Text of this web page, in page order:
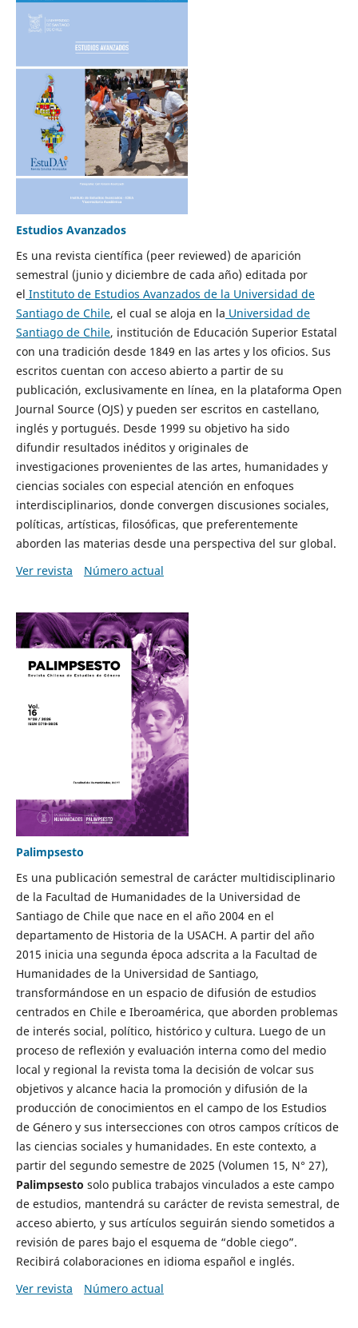
Estudios Avanzados
Es una revista científica (peer reviewed) de aparición
semestral (junio y diciembre de cada año) editada por
el Instituto de Estudios Avanzados de la Universidad de
Santiago de Chile, el cual se aloja en la Universidad de
Santiago de Chile, institución de Educación Superior Estatal
con una tradición desde 1849 en las artes y los oficios. Sus
escritos cuentan con acceso abierto a partir de su
publicación, exclusivamente en línea, en la plataforma Open
Journal Source (OJS) y pueden ser escritos en castellano,
inglés y portugués. Desde 1999 su objetivo ha sido
difundir resultados inéditos y originales de
investigaciones provenientes de las artes, humanidades y
ciencias sociales con especial atención en enfoques
interdisciplinarios, donde convergen discusiones sociales,
políticas, artísticas, filosóficas, que preferentemente
aborden las materias desde una perspectiva del sur global.
Ver revista
Número actual
Palimpsesto
Es una publicación semestral de carácter multidisciplinario
de la Facultad de Humanidades de la Universidad de
Santiago de Chile que nace en el año 2004 en el
departamento de Historia de la USACH. A partir del año
2015 inicia una segunda época adscrita a la Facultad de
Humanidades de la Universidad de Santiago,
transformándose en un espacio de difusión de estudios
centrados en Chile e Iberoamérica, que aborden problemas
de interés social, político, histórico y cultura. Luego de un
proceso de reflexión y evaluación interna como del medio
local y regional la revista toma la decisión de volcar sus
objetivos y alcance hacia la promoción y difusión de la
producción de conocimientos en el campo de los Estudios
de Género y sus intersecciones con otros campos críticos de
las ciencias sociales y humanidades. En este contexto, a
partir del segundo semestre de 2025 (Volumen 15, N° 27),
Palimpsesto solo publica trabajos vinculados a este campo
de estudios, mantendrá su carácter de revista semestral, de
acceso abierto, y sus artículos seguirán siendo sometidos a
revisión de pares bajo el esquema de “doble ciego”.
Recibirá colaboraciones en idioma español e inglés.
Ver revista
Número actual